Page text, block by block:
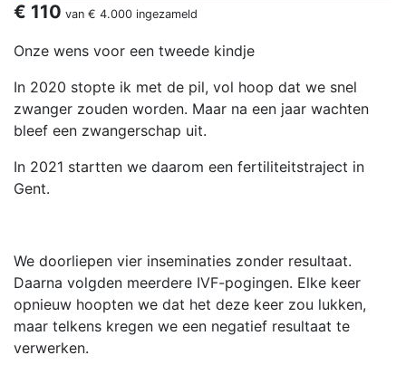
€ 110 van € 4.000 ingezameld
Onze wens voor een tweede kindje
In 2020 stopte ik met de pil, vol hoop dat we snel
zwanger zouden worden. Maar na een jaar wachten
bleef een zwangerschap uit.
In 2021 startten we daarom een fertiliteitstraject in
Gent.
We doorliepen vier inseminaties zonder resultaat.
Daarna volgden meerdere IVF-pogingen. Elke keer
opnieuw hoopten we dat het deze keer zou lukken,
maar telkens kregen we een negatief resultaat te
verwerken.